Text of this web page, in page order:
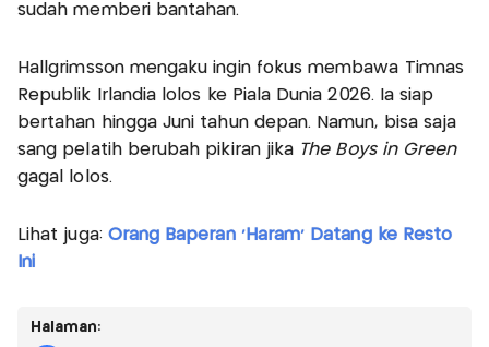
sudah memberi bantahan.
Hallgrimsson mengaku ingin fokus membawa Timnas
Republik Irlandia lolos ke Piala Dunia 2026. Ia siap
bertahan hingga Juni tahun depan. Namun, bisa saja
sang pelatih berubah pikiran jika The Boys in Green
gagal lolos.
Lihat juga: Orang Baperan 'Haram' Datang ke Resto
Ini
Halaman: